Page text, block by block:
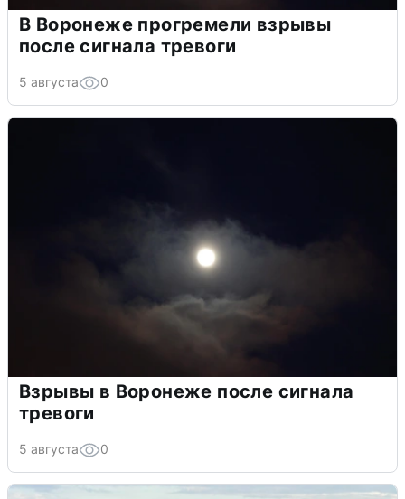
В Воронеже прогремели взрывы
после сигнала тревоги
5 августа 0
Взрывы в Воронеже после сигнала
тревоги
5 августа 0